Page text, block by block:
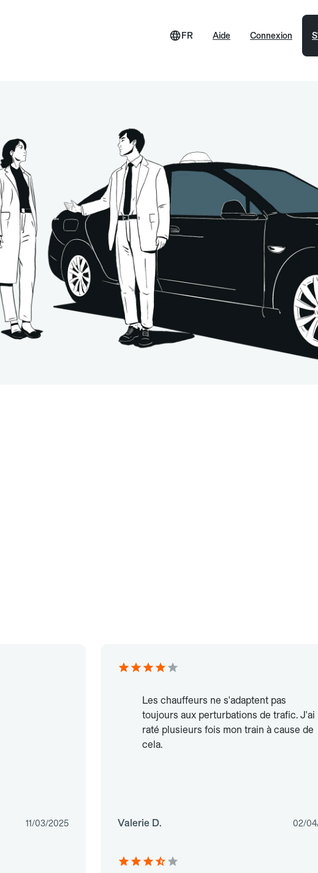
Aide
FR Connexion
11/03/2025
Les chauffeurs ne s'adaptent pas
toujours aux perturbations de trafic. J'ai
raté plusieurs fois mon train à cause de
cela.
Valerie D. 02/